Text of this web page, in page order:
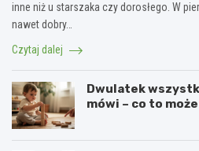
inne niż u starszaka czy dorosłego. W
nawet dobry…
Czytaj dalej
Dwulatek
mówi – co to